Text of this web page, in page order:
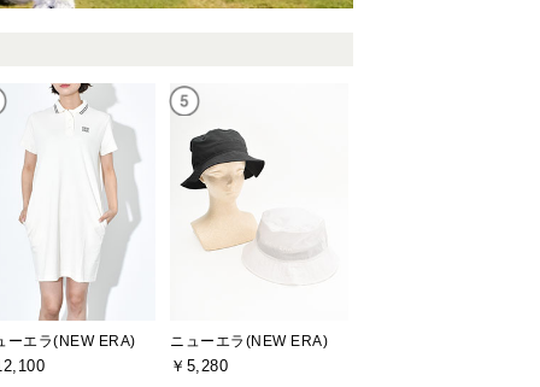
ーエラ(NEW ERA) ニューエラ(NEW ERA)
￥5,280